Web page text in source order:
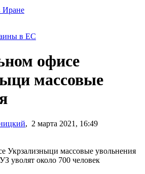
Иране
в ЕС
офисе
массовые
, 2 марта 2021, 16:49
уволят около 700 человек